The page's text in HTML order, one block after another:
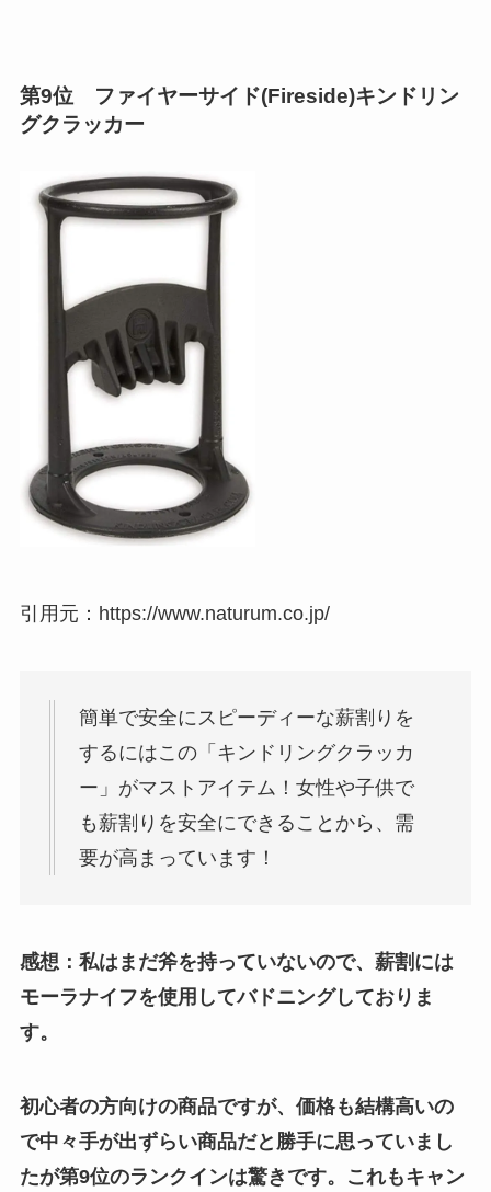
第9位 ファイヤーサイド(Fireside)キンドリン
グクラッカー
引用元：https://www.naturum.co.jp/
簡単で安全にスピーディーな薪割りを
するにはこの「キンドリングクラッカ
ー」がマストアイテム！女性や子供で
も薪割りを安全にできることから、需
要が高まっています！
感想：私はまだ斧を持っていないので、薪割には
モーラナイフを使用してバドニングしておりま
す。
初心者の方向けの商品ですが、価格も結構高いの
で中々手が出ずらい商品だと勝手に思っていまし
たが第9位のランクインは驚きです。これもキャン